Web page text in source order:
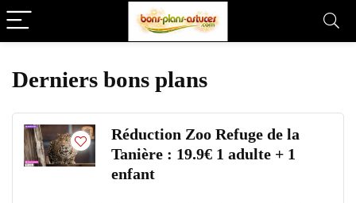
Derniers bons plans
Réduction Zoo Refuge de la
Tanière : 19.9€ 1 adulte + 1
enfant